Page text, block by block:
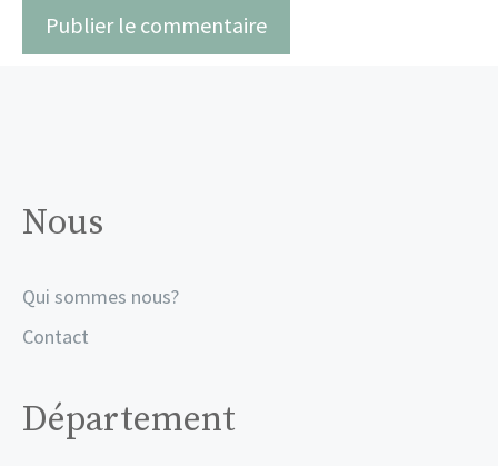
Nous
Qui sommes nous?
Contact
Département